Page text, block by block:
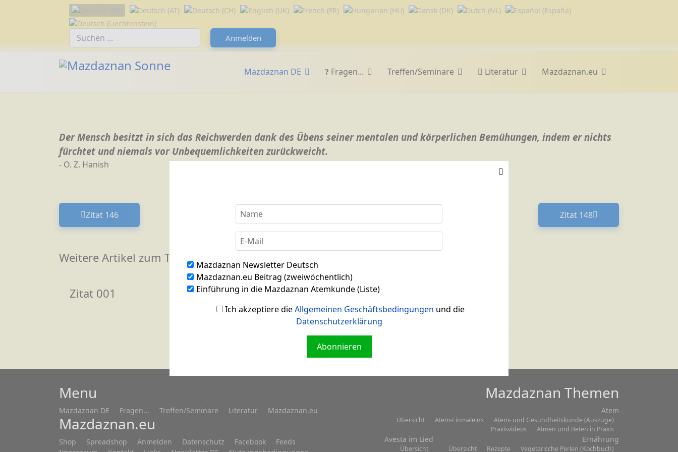
Mazdaznan Newsletter Deutsch
Mazdaznan.eu Beitrag (zweiwöchentlich)
Einführung in die Mazdaznan Atemkunde (Liste)
Ich akzeptiere dieAllgemeinen Geschäftsbedingungen und die
Datenschutzerklärung
Abonnieren
Sprache auswählen
Suchfeld
Anmelden
Mazdaznan DE Fragen... Treffen/Seminare Literatur Mazdaznan.eu
Der Mensch besitzt in sich das Reichwerden dank des Übens seiner mentalen und körperlichen Bemühungen, indem er nichts
fürchtet und niemals vor Unbequemlichkeiten zurückweicht.
- O. Z. Hanish
Vorheriger Beitrag: Zitat 146
Zitat 146 Nächster Beitrag: Zitat
Zitat 148
Weitere Artikel zum Thema
Zitat 001 Zitat 002
Menu
Mazdaznan DE Fragen... Treffen/Seminare Literatur Mazdaznan.eu
Mazdaznan.eu
Shop Spreadshop Anmelden Datenschutz Facebook
Feeds
Mazdaznan Themen
Atem
Übersicht Atem-Einmaleins
Atem- und Gesundheitskunde (Auszüge)
Praxisvideos
Atmen und Beten in Praxis
Avesta im Lied
Übersicht
Ernährung
Übersicht Rezepte Vegetarische Perlen (Kochbuch)